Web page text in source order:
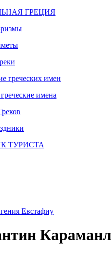
ГРЕЦИЯ
греческих имен
имена
ТУРИСТА
Евстафиу